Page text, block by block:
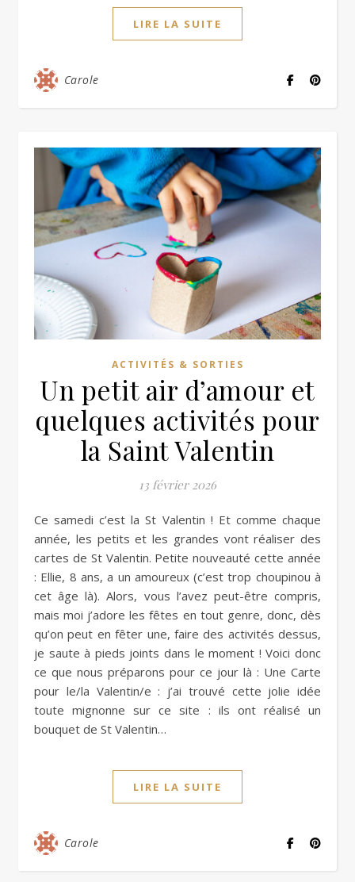
LIRE LA SUITE
Carole
ACTIVITÉS & SORTIES
Un petit air d’amour et
quelques activités pour
la Saint Valentin
13 février 2026
Ce samedi c’est la St Valentin ! Et comme chaque
année, les petits et les grandes vont réaliser des
cartes de St Valentin. Petite nouveauté cette année
: Ellie, 8 ans, a un amoureux (c’est trop choupinou à
cet âge là). Alors, vous l’avez peut-être compris,
mais moi j’adore les fêtes en tout genre, donc, dès
qu’on peut en fêter une, faire des activités dessus,
je saute à pieds joints dans le moment ! Voici donc
ce que nous préparons pour ce jour là : Une Carte
pour le/la Valentin/e : j’ai trouvé cette jolie idée
toute mignonne sur ce site : ils ont réalisé un
bouquet de St Valentin…
LIRE LA SUITE
Carole